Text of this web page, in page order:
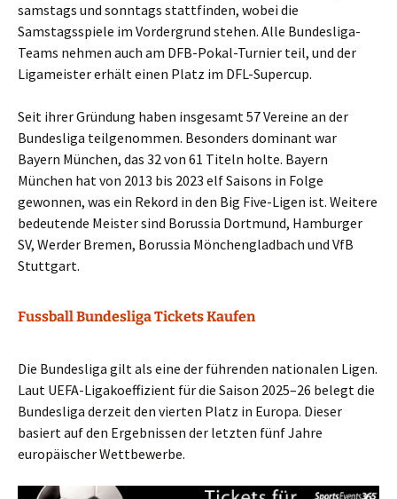
samstags und sonntags stattfinden, wobei die
Samstagsspiele im Vordergrund stehen. Alle Bundesliga-
Teams nehmen auch am DFB-Pokal-Turnier teil, und der
Ligameister erhält einen Platz im DFL-Supercup.
Seit ihrer Gründung haben insgesamt 57 Vereine an der
Bundesliga teilgenommen. Besonders dominant war
Bayern München, das 32 von 61 Titeln holte. Bayern
München hat von 2013 bis 2023 elf Saisons in Folge
gewonnen, was ein Rekord in den Big Five-Ligen ist. Weitere
bedeutende Meister sind Borussia Dortmund, Hamburger
SV, Werder Bremen, Borussia Mönchengladbach und VfB
Stuttgart.
Fussball Bundesliga Tickets Kaufen
Die Bundesliga gilt als eine der führenden nationalen Ligen.
Laut UEFA-Ligakoeffizient für die Saison 2025–26 belegt die
Bundesliga derzeit den vierten Platz in Europa. Dieser
basiert auf den Ergebnissen der letzten fünf Jahre
europäischer Wettbewerbe.